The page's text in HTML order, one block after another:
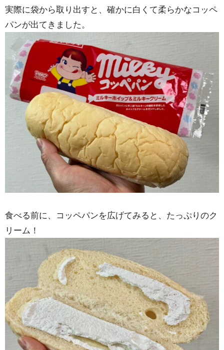
実際に袋から取り出すと、確かに白くて柔らかなコッペ
パンが出てきました。
食べる前に、コッペパンを広げてみると、たっぷりのク
リーム！